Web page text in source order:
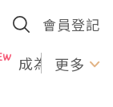
會員登記
成為U更多